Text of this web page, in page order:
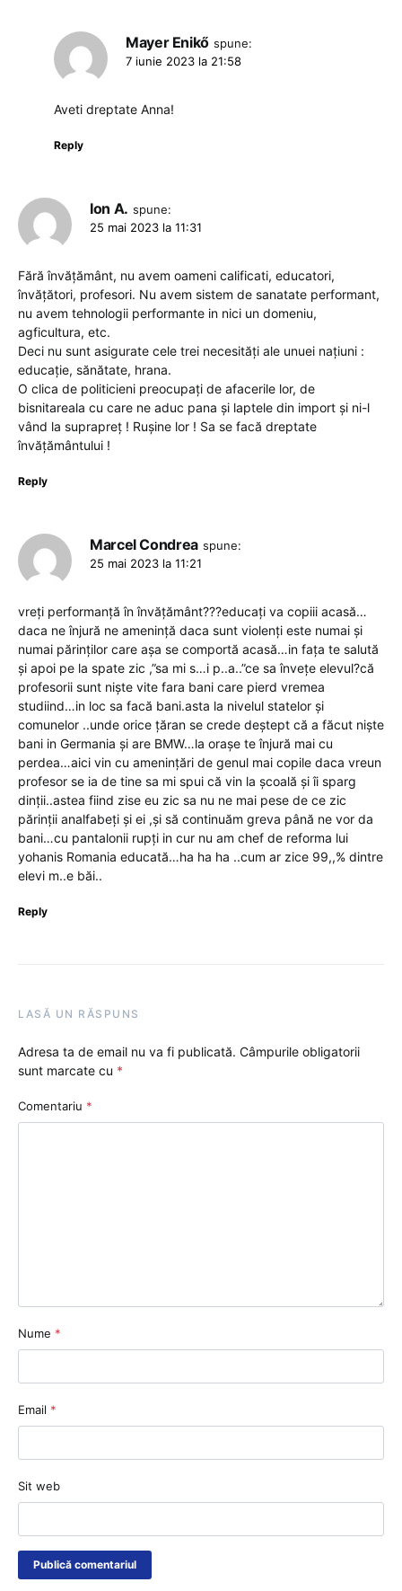
Mayer Enikő spune:
7 iunie 2023 la 21:58
Aveti dreptate Anna!
Reply
Ion A. spune:
25 mai 2023 la 11:31
Fără învățământ, nu avem oameni calificati, educatori,
învățători, profesori. Nu avem sistem de sanatate performant,
nu avem tehnologii performante in nici un domeniu,
agficultura, etc.
Deci nu sunt asigurate cele trei necesități ale unuei națiuni :
educație, sănătate, hrana.
O clica de politicieni preocupați de afacerile lor, de
bisnitareala cu care ne aduc pana și laptele din import și ni-l
vând la suprapreț ! Rușine lor ! Sa se facă dreptate
învățământului !
Reply
Marcel Condrea spune:
25 mai 2023 la 11:21
vreți performanță în învățământ???educați va copiii acasă…
daca ne înjură ne amenință daca sunt violenți este numai și
numai părinților care așa se comportă acasă…in fața te salută
și apoi pe la spate zic ,”sa mi s…i p..a..”ce sa învețe elevul?că
profesorii sunt niște vite fara bani care pierd vremea
studiind…in loc sa facă bani.asta la nivelul statelor și
comunelor ..unde orice țăran se crede deștept că a făcut niște
bani in Germania și are BMW…la orașe te înjură mai cu
perdea…aici vin cu amenințări de genul mai copile daca vreun
profesor se ia de tine sa mi spui că vin la școală și îi sparg
dinții..astea fiind zise eu zic sa nu ne mai pese de ce zic
părinții analfabeți și ei ,și să continuăm greva până ne vor da
bani…cu pantalonii rupți in cur nu am chef de reforma lui
yohanis Romania educată…ha ha ha ..cum ar zice 99,,% dintre
elevi m..e băi..
Reply
LASĂ UN RĂSPUNS
Adresa ta de email nu va fi publicată. Câmpurile obligatorii
sunt marcate cu *
Comentariu *
Nume *
Email *
Sit web